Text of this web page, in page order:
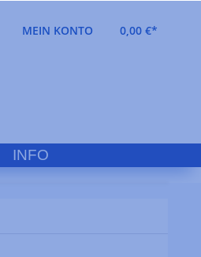
MEIN KONTO
0,00 €*
INFO